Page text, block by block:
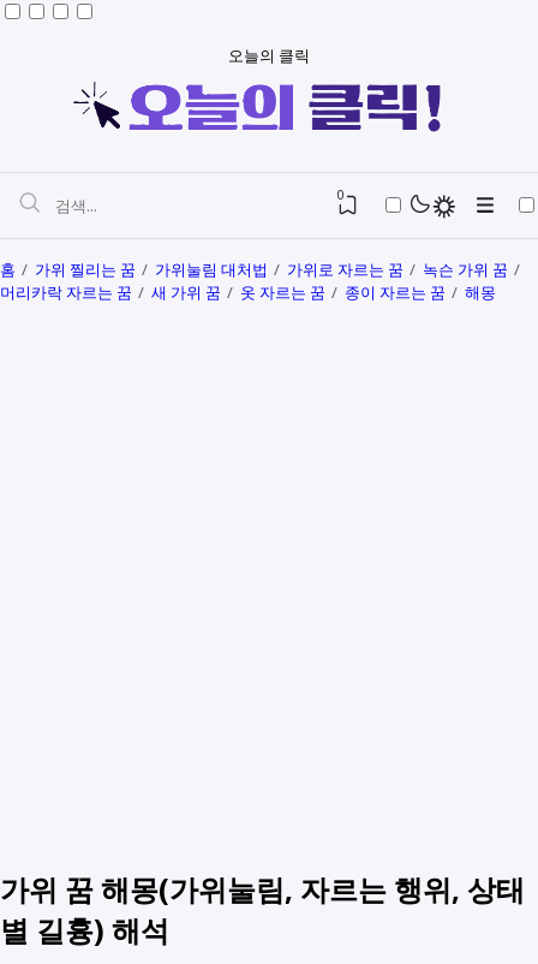
오늘의 클릭
0
홈 가위 찔리는 꿈 가위눌림 대처법 가위로 자르는 꿈
녹슨 가위 꿈
머리카락 자르는 꿈
새 가위 꿈 옷 자르는 꿈 종이 자르는 꿈 해몽
가위 꿈 해몽(가위눌림, 자르는 행위, 상태
별 길흉) 해석